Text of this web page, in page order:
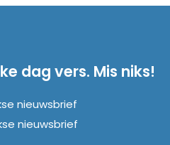
dag vers. Mis niks!
nieuwsbrief
nieuwsbrief